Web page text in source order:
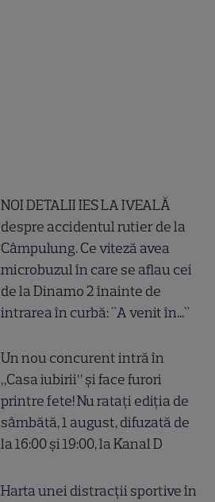
NOI DETALII IES LA IVEALĂ
despre accidentul rutier de la
Câmpulung. Ce viteză avea
microbuzul în care se aflau cei
de la Dinamo 2 înainte de
intrarea în curbă: "A venit în..."
Un nou concurent intră în
„Casa iubirii” și face furori
printre fete! Nu ratați ediția de
sâmbătă, 1 august, difuzată de
la 16:00 și 19:00, la Kanal D
Harta unei distracții sportive în